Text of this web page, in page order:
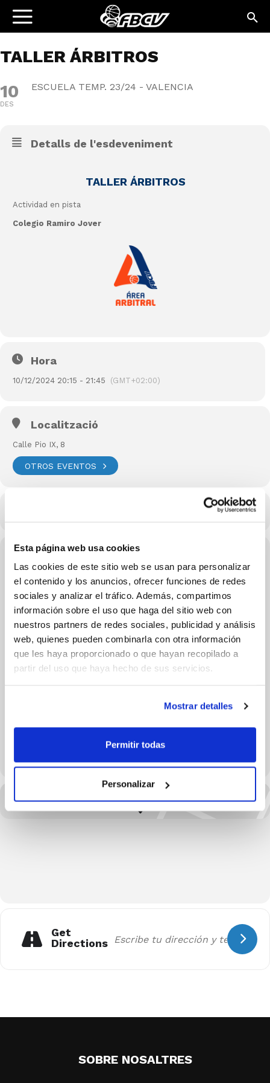
Esta página web usa cookies
Las cookies de este sitio web se usan para personalizar
el contenido y los anuncios, ofrecer funciones de redes
sociales y analizar el tráfico. Además, compartimos
información sobre el uso que haga del sitio web con
nuestros partners de redes sociales, publicidad y análisis
web, quienes pueden combinarla con otra información
que les haya proporcionado o que hayan recopilado a
partir del uso que haya hecho de sus servicios.
Mostrar detalles
Permitir todas
Personalizar
TALLER ÁRBITROS
10
DES
ESCUELA TEMP. 23/24 - VALENCIA
Detalls de l'esdeveniment
TALLER ÁRBITROS
Actividad en pista
Colegio Ramiro Jover
Hora
10/12/2024 20:15 - 21:45 (GMT+02:00)
Localització
Calle Pio IX, 8
OTROS EVENTOS
C.P.Ramiro Jover (Pabellón)
Get
Directions
SOBRE NOSALTRES